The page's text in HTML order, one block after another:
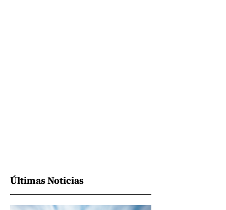
Últimas Noticias